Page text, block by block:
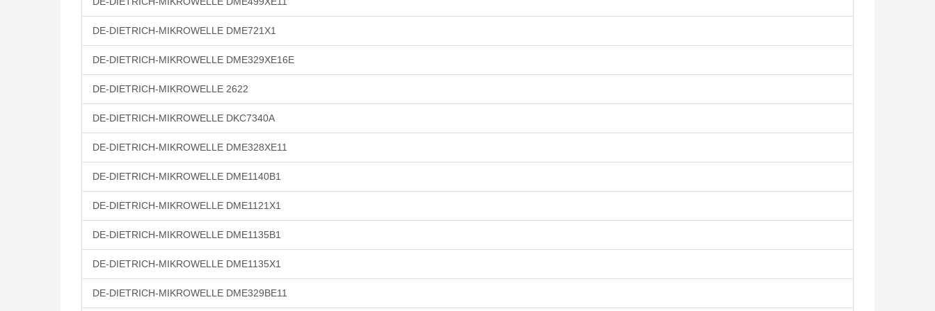
DE-DIETRICH-MIKROWELLE DME721X1
DE-DIETRICH-MIKROWELLE DME329XE16E
DE-DIETRICH-MIKROWELLE 2622
DE-DIETRICH-MIKROWELLE DKC7340A
DE-DIETRICH-MIKROWELLE DME328XE11
DE-DIETRICH-MIKROWELLE DME1140B1
DE-DIETRICH-MIKROWELLE DME1121X1
DE-DIETRICH-MIKROWELLE DME1135B1
DE-DIETRICH-MIKROWELLE DME1135X1
DE-DIETRICH-MIKROWELLE DME329BE11